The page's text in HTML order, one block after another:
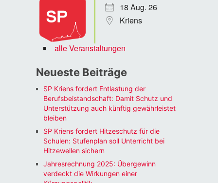
18 Aug. 26
Kriens
alle Veranstaltungen
Neueste Beiträge
SP Kriens fordert Entlastung der
Berufsbeistandschaft: Damit Schutz und
Unterstützung auch künftig gewährleistet
bleiben
SP Kriens fordert Hitzeschutz für die
Schulen: Stufenplan soll Unterricht bei
Hitzewellen sichern
Jahresrechnung 2025: Übergewinn
verdeckt die Wirkungen einer